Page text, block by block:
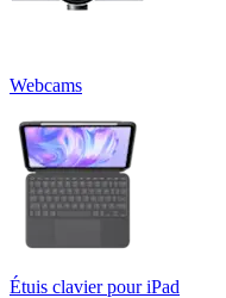
Webcams
Étuis clavier pour iPad